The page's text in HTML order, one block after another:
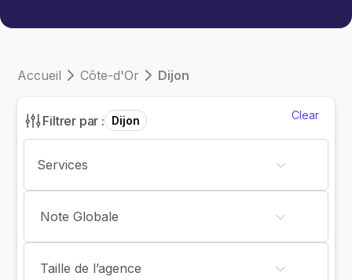
Accueil Côte-d'Or Dijon
Filtrer par : Dijon Clear
Note Globale
Taille de l’agence